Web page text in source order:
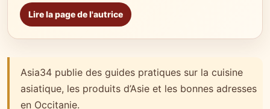
Lire la page de l'autrice
Asia34 publie des guides pratiques sur la cuisine
asiatique, les produits d’Asie et les bonnes adresses
en Occitanie.